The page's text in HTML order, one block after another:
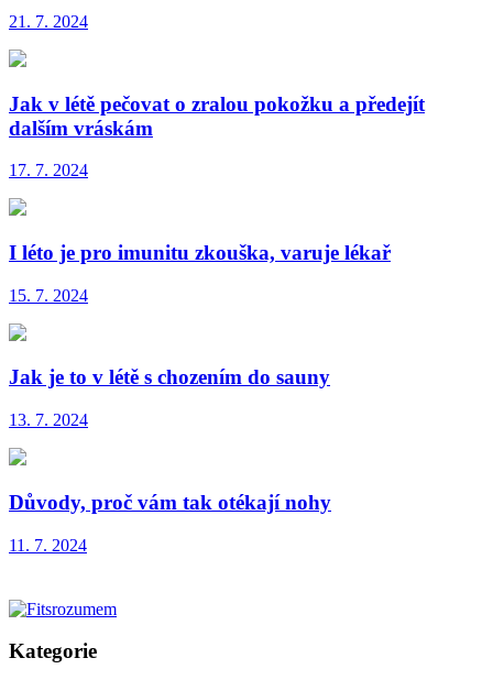
21. 7. 2024
Jak v létě pečovat o zralou pokožku a předejít
dalším vráskám
17. 7. 2024
I léto je pro imunitu zkouška, varuje lékař
15. 7. 2024
Jak je to v létě s chozením do sauny
13. 7. 2024
Důvody, proč vám tak otékají nohy
11. 7. 2024
Kategorie